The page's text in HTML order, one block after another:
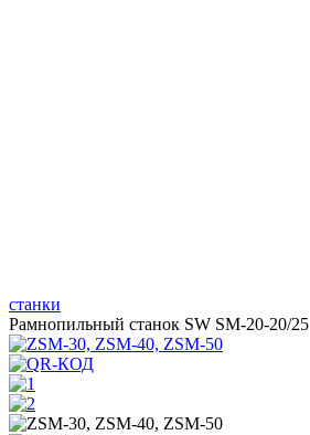
станки
Рамнопильный станок SW SM-20-20/25